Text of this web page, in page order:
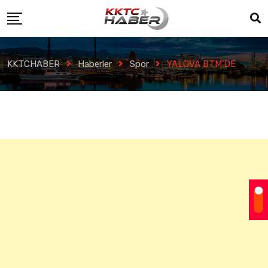
KKTCHABER Haberler Spor YALOVA BTM’DE